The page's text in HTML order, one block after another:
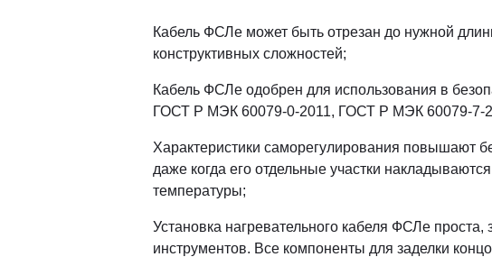
Кабель ФСЛе может быть отрезан до нужной
конструктивных сложностей;
Кабель ФСЛе одобрен для использования в
ГОСТ Р МЭК 60079-0-2011, ГОСТ Р МЭК 60079-7-
Характеристики саморегулирования повышают
даже когда его отдельные участки
температуры;
Установка нагревательного кабеля ФСЛе
инструментов. Все компоненты для заделки